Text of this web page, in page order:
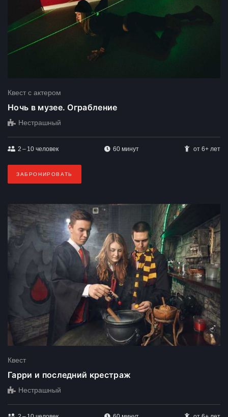
Квест с актером
Ночь в музее. Ограбление
Нестрашный
2 – 10 человек 60 минут от 6+ лет
ЗАБРОНИРОВАТЬ
Квест
Гарри и последний крестраж
Нестрашный